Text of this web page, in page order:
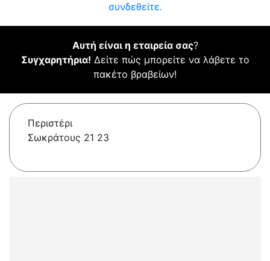
συνδεθείτε.
Αυτή είναι η εταιρεία σας?
Συγχαρητήρια! Δείτε πώς μπορείτε να λάβετε το
πακέτο βραβείων!
Περιστέρι
Σωκράτους 21 23